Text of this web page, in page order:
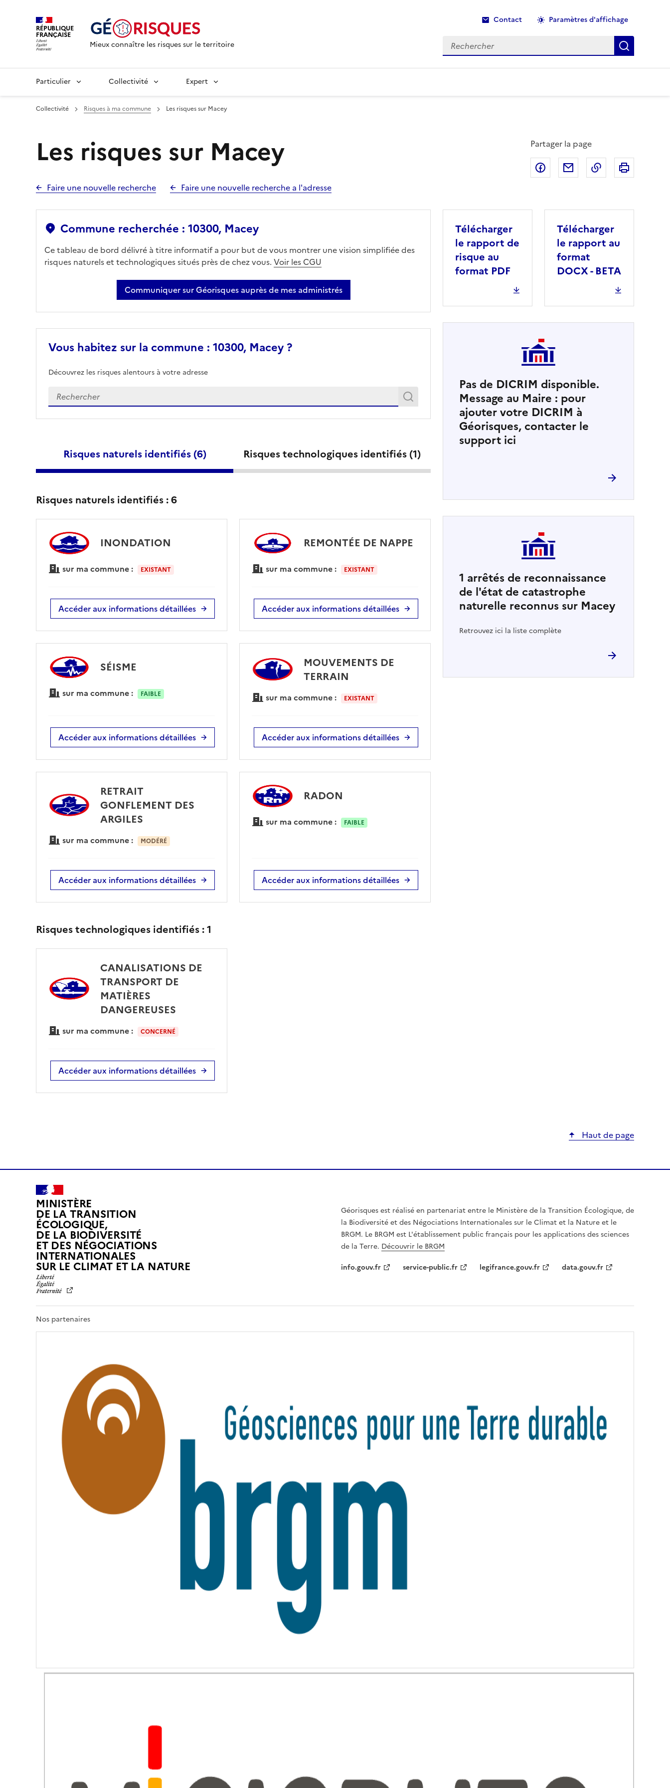
RÉPUBLIQUE
FRANÇAISE
Mieux connaître les risques sur le territoire
Contact Paramètres d'affichage
Rechercher Recherche
Particulier Collectivité Expert
Collectivité Risques à ma commune Les risques sur Macey
Les risques sur Macey
Faire une nouvelle recherche Faire une nouvelle recherche a l'adresse
Partager la page
Partager sur Facebook
Partager par email
Copier dans le
Commune recherchée : 10300, Macey
Ce tableau de bord délivré à titre informatif a pour but de vous montrer une vision simplifiée des
risques naturels et technologiques situés près de chez vous. Voir les CGU
Communiquer sur Géorisques auprès de mes administrés
Vous habitez sur la commune : 10300, Macey ?
Découvrez les risques alentours à votre adresse
Veuillez renseigner votre adresse exacte Rechercher
Recherche
Risques naturels identifiés (6) Risques technologiques identifiés (1)
Risques naturels identifiés :6
INONDATION
sur ma commune : EXISTANT
Accéder aux informations détaillées
REMONTÉE DE NAPPE
sur ma commune : EXISTANT
Accéder aux informations détaillées
SÉISME
sur ma commune : FAIBLE
Accéder aux informations détaillées
MOUVEMENTS DE
TERRAIN
sur ma commune : EXISTANT
Accéder aux informations détaillées
RETRAIT
GONFLEMENT DES
ARGILES
sur ma commune : MODÉRÉ
Accéder aux informations détaillées
RADON
sur ma commune : FAIBLE
Accéder aux informations détaillées
Risques technologiques identifiés :1
CANALISATIONS DE
TRANSPORT DE
MATIÈRES
DANGEREUSES
sur ma commune : CONCERNÉ
Accéder aux informations détaillées
Télécharger
le rapport de
risque au
format PDF
Télécharger
le rapport au
format
DOCX - BETA
Pas de DICRIM disponible.
Message au Maire : pour
ajouter votre DICRIM à
Géorisques, contacter le
support ici
1 arrêtés de reconnaissance
de l'état de catastrophe
naturelle reconnus sur Macey
Retrouvez ici la liste complète
Haut de page
MINISTÈRE
DE LA TRANSITION
ÉCOLOGIQUE,
DE LA BIODIVERSITÉ
ET DES NÉGOCIATIONS
INTERNATIONALES
SUR LE CLIMAT ET LA NATUREL
R
É
R
R
N
T
Géorisques est réalisé en partenariat entre le Ministère de la Transition Écologique, de
la Biodiversité et des Négociations Internationales sur le Climat et la Nature et le
BRGM. Le BRGM est L'établissement public français pour les applications des sciences
de la Terre. Découvrir le BRGM
info.gouv.fr
service-public.fr legifrance.gouv.fr data.gouv.fr
Nos partenaires